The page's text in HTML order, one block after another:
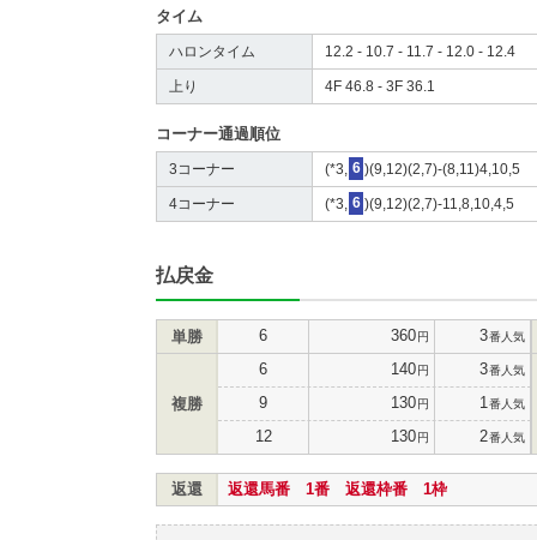
タイム
ハロンタイム 12.2 - 10.7 - 11.7 - 12.0 - 12.4
上り 4F 46.8 - 3F 36.1
コーナー通過順位
3コーナー (*3, 6 )(9,12)(2,7)-(8,11)4,10,5
4コーナー (*3, 6 )(9,12)(2,7)-11,8,10,4,5
払戻金
単勝 6 360円 3番人気
複勝
6 140円 3番人気
9 130円 1 番人気
12 130円 2番人気
返還 返還馬番 1番 返還枠番 1枠